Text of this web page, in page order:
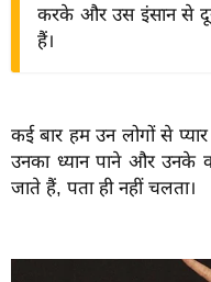
करके और उस इंसान से
हैं।
कई बार हम उन लोगों से
उनका ध्यान पाने और
जाते हैं, पता ही नहीं चलता।